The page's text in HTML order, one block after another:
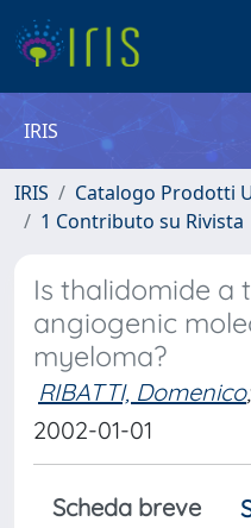
IRIS
IRIS
Catalogo Prodotti
1 Contributo su Rivista
Is thalidomide a
angiogenic
myeloma?
RIBATTI, Domenico;
2002-01-01
Scheda breve